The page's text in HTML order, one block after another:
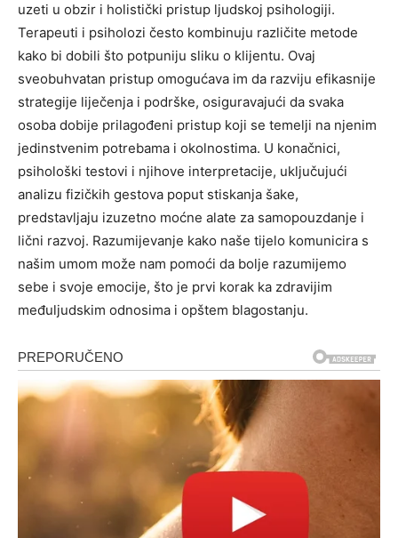
uzeti u obzir i holistički pristup ljudskoj psihologiji.
Terapeuti i psiholozi često kombinuju različite metode
kako bi dobili što potpuniju sliku o klijentu. Ovaj
sveobuhvatan pristup omogućava im da razviju efikasnije
strategije liječenja i podrške, osiguravajući da svaka
osoba dobije prilagođeni pristup koji se temelji na njenim
jedinstvenim potrebama i okolnostima. U konačnici,
psihološki testovi i njihove interpretacije, uključujući
analizu fizičkih gestova poput stiskanja šake,
predstavljaju izuzetno moćne alate za samopouzdanje i
lični razvoj. Razumijevanje kako naše tijelo komunicira s
našim umom može nam pomoći da bolje razumijemo
sebe i svoje emocije, što je prvi korak ka zdravijim
međuljudskim odnosima i opštem blagostanju.